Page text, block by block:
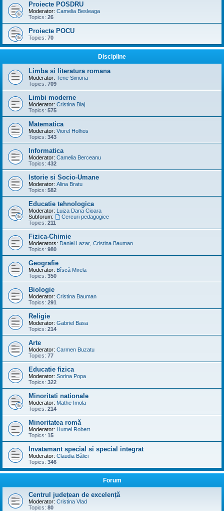
Proiecte POSDRU
Moderator: Camelia Besleaga
Topics: 26
Proiecte POCU
Topics: 70
Discipline
Limba si literatura romana
Moderator: Tene Simona
Topics: 709
Limbi moderne
Moderator: Cristina Blaj
Topics: 575
Matematica
Moderator: Viorel Holhos
Topics: 343
Informatica
Moderator: Camelia Berceanu
Topics: 432
Istorie si Socio-Umane
Moderator: Alina Bratu
Topics: 582
Educatie tehnologica
Moderator: Luiza Dana Cioara
Subforum:
Cercuri pedagogice
Topics: 211
Fizica-Chimie
Moderators: Daniel Lazar Cristina Bauman
Topics: 980
Geografie
Moderator: Bîscă Mirela
Topics: 350
Biologie
Moderator: Cristina Bauman
Topics: 291
Religie
Moderator: Gabriel Basa
Topics: 214
Arte
Moderator: Carmen Buzatu
Topics: 77
Educatie fizica
Moderator: Sorina Popa
Topics: 322
Minoritati nationale
Moderator: Mathe Imola
Topics: 214
Minoritatea romă
Moderator: Humel Robert
Topics: 15
Invatamant special si special integrat
Moderator: Claudia Bălici
Topics: 346
Forum
Centrul județean de excelență
Moderator: Cristina Vlad
Topics: 80